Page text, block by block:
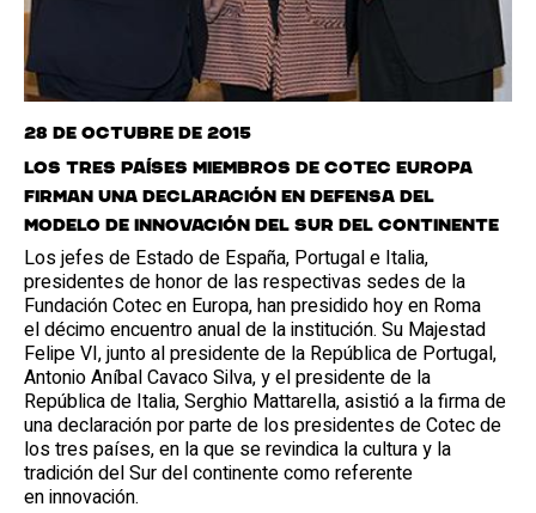
28 de octubre de 2015
Los tres países miembros de Cotec Europa
firman una declaración en defensa del
modelo de innovación del sur del continente
Los jefes de Estado de España, Portugal e Italia,
presidentes de honor de las respectivas sedes de la
Fundación Cotec en Europa, han presidido hoy en Roma
el décimo encuentro anual de la institución. Su Majestad
Felipe VI, junto al presidente de la República de Portugal,
Antonio Aníbal Cavaco Silva, y el presidente de la
República de Italia, Serghio Mattarella, asistió a la firma de
una declaración por parte de los presidentes de Cotec de
los tres países, en la que se revindica la cultura y la
tradición del Sur del continente como referente
en innovación.